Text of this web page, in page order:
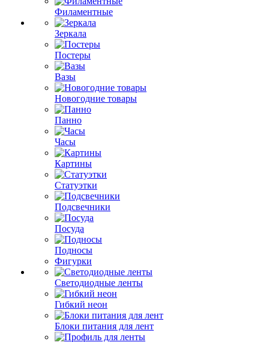
Филаментные
Зеркала
Постеры
Вазы
Новогодние товары
Панно
Часы
Картины
Статуэтки
Подсвечники
Посуда
Подносы
Фигурки
Светодиодные ленты
Гибкий неон
Блоки питания для лент